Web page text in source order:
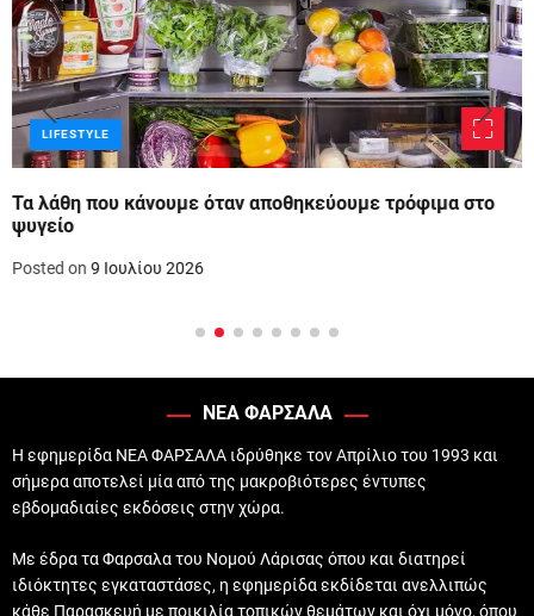
LIFESTYLE
Τα λάθη που κάνουμε όταν αποθηκεύουμε τρόφιμα στο
ψυγείο
Posted on 9 Ιουλίου 2026
ΝΕΑ ΦΑΡΣΑΛΑ
Η εφημερίδα ΝΕΑ ΦΑΡΣΑΛΑ ιδρύθηκε τον Απρίλιο του 1993 και
σήμερα αποτελεί μία από της μακροβιότερες έντυπες
εβδομαδιαίες εκδόσεις στην χώρα.
Με έδρα τα Φαρσαλα του Νομού Λάρισας όπου και διατηρεί
ιδιόκτητες εγκαταστάσες, η εφημερίδα εκδίδεται ανελλιπώς
κάθε Παρασκευή με ποικιλία τοπικών θεμάτων και όχι μόνο, όπου